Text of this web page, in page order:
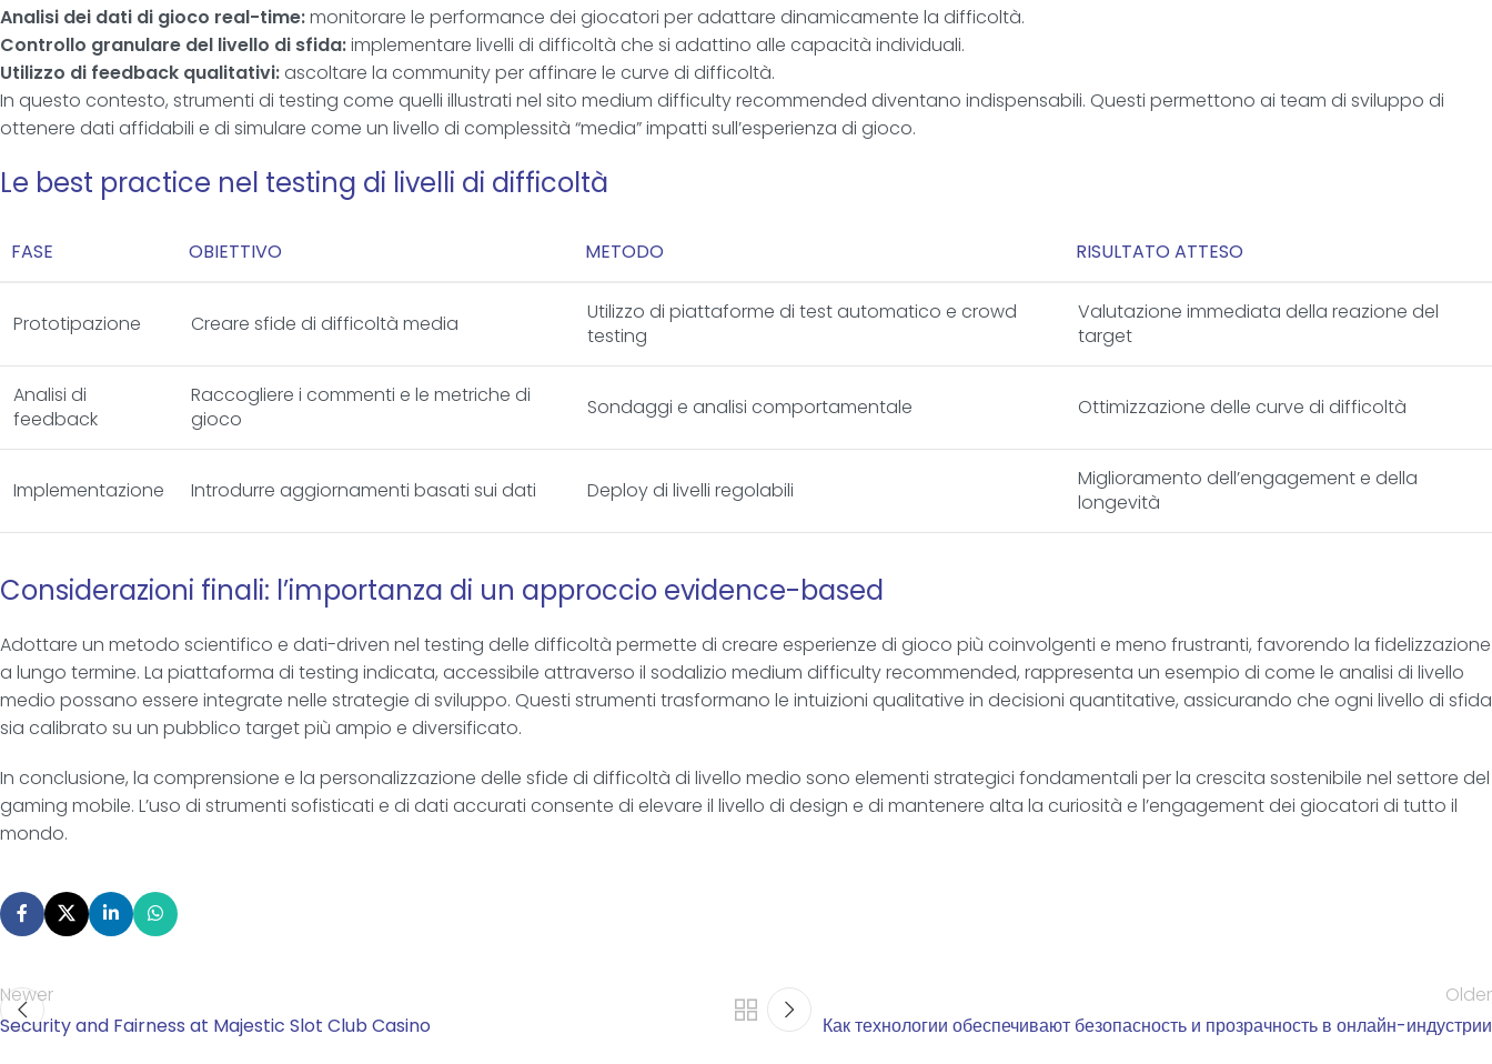
Analisi dei dati di gioco real-time:monitorare le performance dei giocatori per adattare dinamicamente la difficoltà.
Controllo granulare del livello di sfida:implementare livelli di difficoltà che si adattino alle capacità individuali.
Utilizzo di feedback qualitativi:ascoltare la community per affinare le curve di difficoltà.
In questo contesto, strumenti di testing come quelli illustrati nel sito medium difficulty recommended diventano indispensabili. Questi permettono ai team di sviluppo di
ottenere dati affidabili e di simulare come un livello di complessità “media” impatti sull’esperienza di gioco.
Le best practice nel testing di livelli di difficoltà
FASE OBIETTIVO METODO RISULTATO ATTESO
Prototipazione Creare sfide di difficoltà media
Utilizzo di piattaforme di test automatico e crowd
testing
Valutazione immediata della reazione del
target
Analisi di
feedback
Raccogliere i commenti e le metriche di
gioco
Sondaggi e analisi comportamentale Ottimizzazione delle curve di difficoltà
Implementazione Introdurre aggiornamenti basati sui dati Deploy di livelli regolabili
Miglioramento dell’engagement e della
longevità
Considerazioni finali: l’importanza di un approccio evidence-based
Adottare un metodo scientifico e dati-driven nel testing delle difficoltà permette di creare esperienze di gioco più coinvolgenti e meno frustranti, favorendo la fidelizzazione
a lungo termine. La piattaforma di testing indicata, accessibile attraverso il sodalizio medium difficulty recommended, rappresenta un esempio di come le analisi di livello
medio possano essere integrate nelle strategie di sviluppo. Questi strumenti trasformano le intuizioni qualitative in decisioni quantitative, assicurando che ogni livello di sfida
sia calibrato su un pubblico target più ampio e diversificato.
In conclusione, la comprensione e la personalizzazione delle sfide di difficoltà di livello medio sono elementi strategici fondamentali per la crescita sostenibile nel settore del
gaming mobile. L’uso di strumenti sofisticati e di dati accurati consente di elevare il livello di design e di mantenere alta la curiosità e l’engagement dei giocatori di tutto il
mondo.
Newer
Security and Fairness at Majestic Slot Club Casino
Older
Как технологии обеспечивают безопасность и прозрачность в онлайн-индустрии